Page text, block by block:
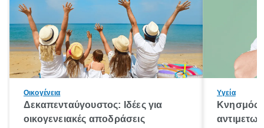
Οικογένεια
Δεκαπενταύγουστος: Ιδέες για
οικογενειακές αποδράσεις
Υγεία
Κνησμός: